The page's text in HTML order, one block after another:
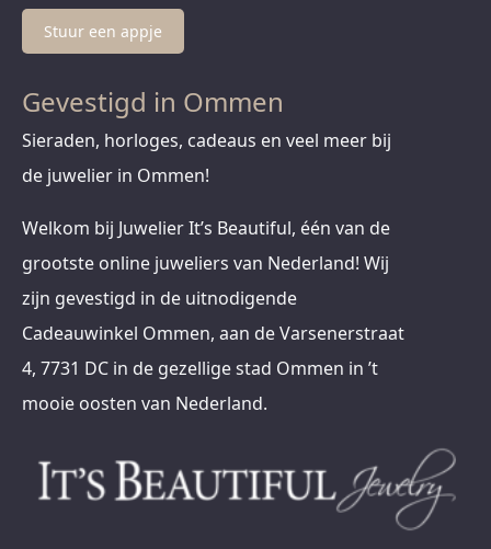
Stuur een appje
Gevestigd in Ommen
Sieraden, horloges, cadeaus en veel meer bij
de juwelier in Ommen!
Welkom bij Juwelier It’s Beautiful, één van de
grootste online juweliers van Nederland! Wij
zijn gevestigd in de uitnodigende
Cadeauwinkel Ommen, aan de Varsenerstraat
4, 7731 DC in de gezellige stad Ommen in ’t
mooie oosten van Nederland.